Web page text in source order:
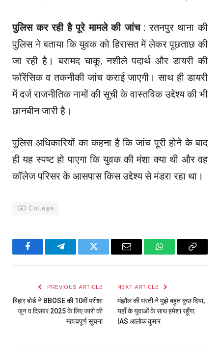
पुलिस कर रही है पूरे मामले की जांच: रतनपुर थाना की
पुलिस ने बताया कि युवक को हिरासत में लेकर पूछताछ की
जा रही है। बरामद चाकू, नशीले पदार्थ और डायरी की
फॉरेंसिक व तकनीकी जांच कराई जाएगी। साथ ही डायरी
में दर्ज राजनीतिक नामों की सूची के वास्तविक उद्देश्य की भी
छानबीन जारी है।
पुलिस अधिकारियों का कहना है कि जांच पूरी होने के बाद
ही यह स्पष्ट हो पाएगा कि युवक की मंशा क्या थी और वह
कॉलेज परिसर के आसपास किस उद्देश्य से मंडरा रहा था।
GD College
FacebookTelegramTwitter Email WhatsAppCopy
PREVIOUS ARTICLE
बिहार बोर्ड ने BBOSE की 10वीं परीक्षा
जून व दिसंबर 2025 के लिए जारी की
महत्वपूर्ण सूचना
NEXT ARTICLE
मंझौल की धरती ने मुझे बहुत कुछ दिया,
यहाँ के युवाओं के साथ हमेशा रहूँगा:
IAS आलोक कुमार